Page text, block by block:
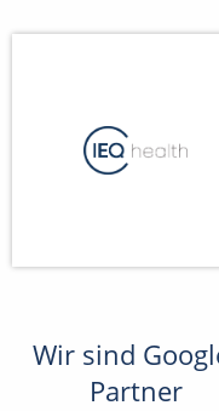
Wir sind
Partner